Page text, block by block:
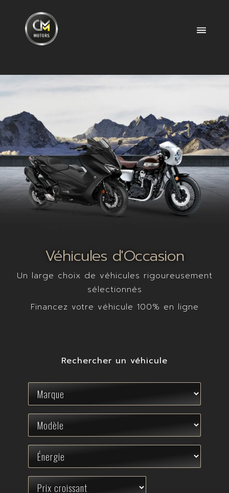
Véhicules d'Occasion
Un large choix de véhicules rigoureusement
sélectionnés
Financez votre véhicule 100% en ligne
Rechercher un véhicule